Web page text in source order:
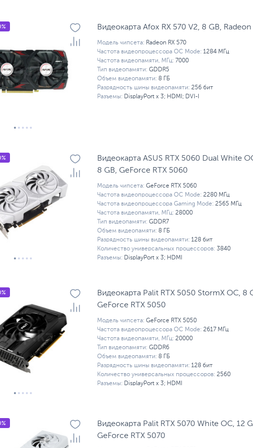
Видеокарта Afox RX 570 V2, 8 GB, Radeon
Модель чипсета: Radeon RX 570
Частота видеопроцессора OC Mode: 1284 МГц
Частота видеопамяти, МГц: 7000
Тип видеопамяти: GDDR5
Объем видеопамяти: 8 ГБ
Разрядность шины видеопамяти: 256 бит
Разъемы: DisplayPort x 3; HDMI; DVI-I
Видеокарта ASUS RTX 5060 Dual White
8 GB, GeForce RTX 5060
Модель чипсета: GeForce RTX 5060
Частота видеопроцессора OC Mode: 2280 МГц
Частота видеопроцессора Gaming Mode: 2565 МГц
Частота видеопамяти, МГц: 28000
Тип видеопамяти: GDDR7
Объем видеопамяти: 8 ГБ
Разрядность шины видеопамяти: 128 бит
Количество универсальных процессоров: 3840
Разъемы: DisplayPort x 3; HDMI
Видеокарта Palit RTX 5050 StormX OC, 8
GeForсe RTX 5050
Модель чипсета: GeForce RTX 5050
Частота видеопроцессора OC Mode: 2617 МГц
Частота видеопамяти, МГц: 20000
Тип видеопамяти: GDDR6
Объем видеопамяти: 8 ГБ
Разрядность шины видеопамяти: 128 бит
Количество универсальных процессоров: 2560
Разъемы: DisplayPort x 3; HDMI
Видеокарта Palit RTX 5070 White OC, 12
GeForce RTX 5070